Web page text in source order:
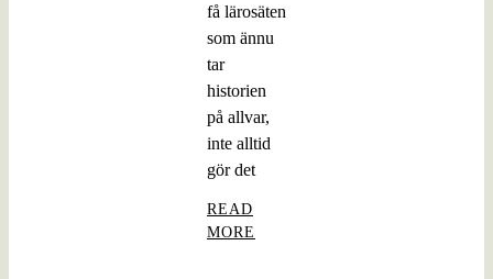
få lärosäten
som ännu
tar
historien
på allvar,
inte alltid
gör det
READ
MORE